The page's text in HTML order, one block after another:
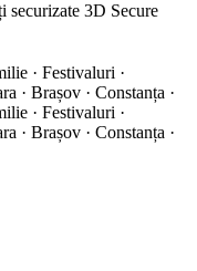
securizate 3D Secure
· Festivaluri ·
· Brașov · Constanța ·
· Festivaluri ·
· Brașov · Constanța ·